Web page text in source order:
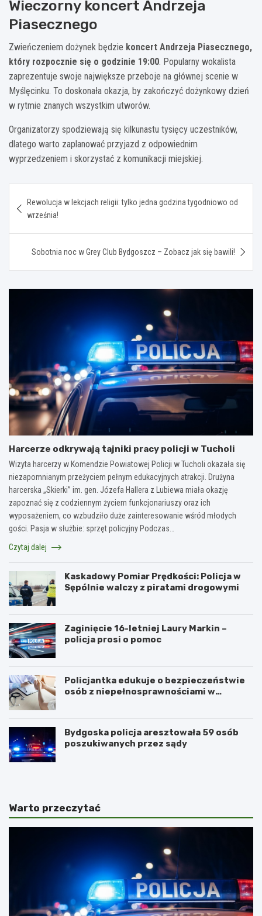
Wieczorny koncert Andrzeja
Piasecznego
Zwieńczeniem dożynek będzie koncert Andrzeja Piasecznego,
który rozpocznie się o godzinie 19:00. Popularny wokalista
zaprezentuje swoje największe przeboje na głównej scenie w
Myślęcinku. To doskonała okazja, by zakończyć dożynkowy dzień
w rytmie znanych wszystkim utworów.
Organizatorzy spodziewają się kilkunastu tysięcy uczestników,
dlatego warto zaplanować przyjazd z odpowiednim
wyprzedzeniem i skorzystać z komunikacji miejskiej.
wpisu
Rewolucja w lekcjach religii: tylko jedna godzina tygodniowo od
września!
Sobotnia noc w Grey Club Bydgoszcz – Zobacz jak się bawili!
Harcerze odkrywają tajniki pracy policji w Tucholi
Wizyta harcerzy w Komendzie Powiatowej Policji w Tucholi okazała się
niezapomnianym przeżyciem pełnym edukacyjnych atrakcji. Drużyna
harcerska „Skierki” im. gen. Józefa Hallera z Lubiewa miała okazję
zapoznać się z codziennym życiem funkcjonariuszy oraz ich
wyposażeniem, co wzbudziło duże zainteresowanie wśród młodych
gości. Pasja w służbie: sprzęt policyjny Podczas…
Czytaj dalej
Kaskadowy Pomiar Prędkości: Policja w
Sępólnie walczy z piratami drogowymi
Zaginięcie 16-letniej Laury Markin –
policja prosi o pomoc
Policjantka edukuje o bezpieczeństwie
osób z niepełnosprawnościami w
Bydgoska policja aresztowała 59 osób
poszukiwanych przez sądy
Warto przeczytać